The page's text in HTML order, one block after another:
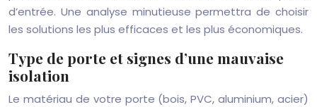
d’entrée. Une analyse minutieuse permettra de choisir
les solutions les plus efficaces et les plus économiques.
Type de porte et signes d’une mauvaise
isolation
Le matériau de votre porte (bois, PVC, aluminium, acier)